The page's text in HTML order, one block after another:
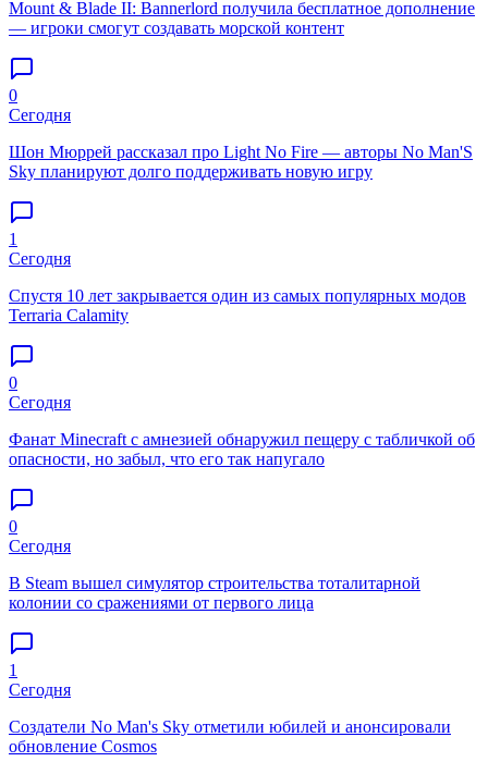
Mount & Blade II: Bannerlord получила бесплатное дополнение
— игроки смогут создавать морской контент
0
Сегодня
Шон Мюррей рассказал про Light No Fire — авторы No Man'S
Sky планируют долго поддерживать новую игру
1
Сегодня
Спустя 10 лет закрывается один из самых популярных модов
Terraria Calamity
0
Сегодня
Фанат Minecraft с амнезией обнаружил пещеру с табличкой об
опасности, но забыл, что его так напугало
0
Сегодня
В Steam вышел симулятор строительства тоталитарной
колонии со сражениями от первого лица
1
Сегодня
Создатели No Man's Sky отметили юбилей и анонсировали
обновление Cosmos